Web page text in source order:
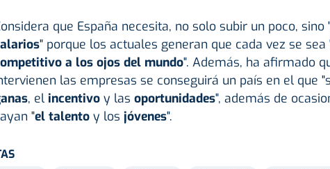
que España necesita, no solo subir un poco, sino
" porque los actuales generan que cada vez se sea
a los ojos del mundo". Además, ha afirmado
las empresas se conseguirá un país en el que
, el incentivoy las oportunidades", además de
"el talentoy los jóvenes".